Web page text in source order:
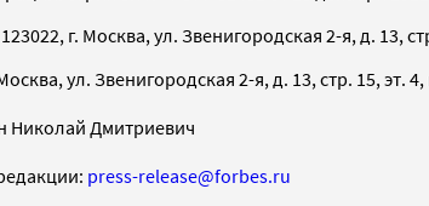
г. Москва, ул. Звенигородская 2-я, д. 13,
ул. Звенигородская 2-я, д. 13, стр. 15, эт.
Николай Дмитриевич
press-release@forbes.ru